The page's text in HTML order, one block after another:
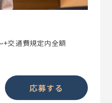
交通費規定内全額
応募する